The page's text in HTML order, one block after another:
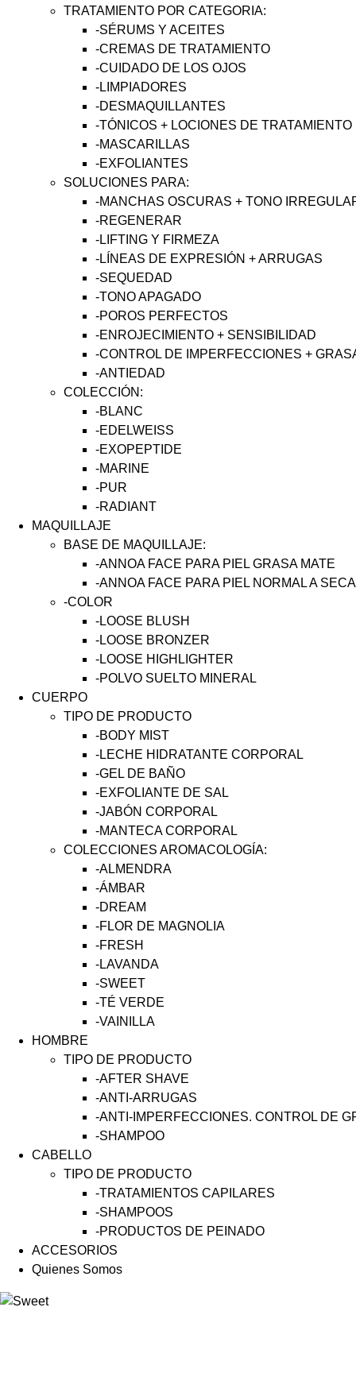
TRATAMIENTO POR CATEGORIA:
-SÉRUMS Y ACEITES
-CREMAS DE TRATAMIENTO
-CUIDADO DE LOS OJOS
-LIMPIADORES
-DESMAQUILLANTES
-TÓNICOS + LOCIONES DE TRATAMIENTO
-MASCARILLAS
-EXFOLIANTES
SOLUCIONES PARA:
-MANCHAS OSCURAS + TONO
-REGENERAR
-LIFTING Y FIRMEZA
-LÍNEAS DE EXPRESIÓN + ARRUGAS
-SEQUEDAD
-TONO APAGADO
-POROS PERFECTOS
-ENROJECIMIENTO + SENSIBILIDAD
-CONTROL DE IMPERFECCIONES +
-ANTIEDAD
COLECCIÓN:
-BLANC
-EDELWEISS
-EXOPEPTIDE
-MARINE
-PUR
-RADIANT
MAQUILLAJE
BASE DE MAQUILLAJE:
-ANNOA FACE PARA PIEL GRASA MATE
-ANNOA FACE PARA PIEL NORMAL A
-COLOR
-LOOSE BLUSH
-LOOSE BRONZER
-LOOSE HIGHLIGHTER
-POLVO SUELTO MINERAL
CUERPO
TIPO DE PRODUCTO
-BODY MIST
-LECHE HIDRATANTE CORPORAL
-GEL DE BAÑO
-EXFOLIANTE DE SAL
-JABÓN CORPORAL
-MANTECA CORPORAL
COLECCIONES AROMACOLOGÍA:
-ALMENDRA
-ÁMBAR
-DREAM
-FLOR DE MAGNOLIA
-FRESH
-LAVANDA
-SWEET
-TÉ VERDE
-VAINILLA
HOMBRE
TIPO DE PRODUCTO
-AFTER SHAVE
-ANTI-ARRUGAS
-ANTI-IMPERFECCIONES. CONTROL DE
-SHAMPOO
CABELLO
TIPO DE PRODUCTO
-TRATAMIENTOS CAPILARES
-SHAMPOOS
-PRODUCTOS DE PEINADO
ACCESORIOS
Quienes Somos